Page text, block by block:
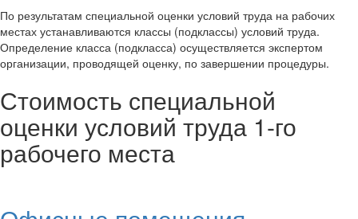
По результатам специальной оценки условий труда на рабочих
местах устанавливаются классы (подклассы) условий труда.
Определение класса (подкласса) осуществляется экспертом
организации, проводящей оценку, по завершении процедуры.
Стоимость специальной
оценки условий труда 1-го
рабочего места